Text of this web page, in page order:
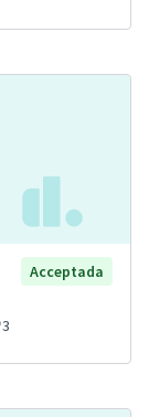
Acceptada
3